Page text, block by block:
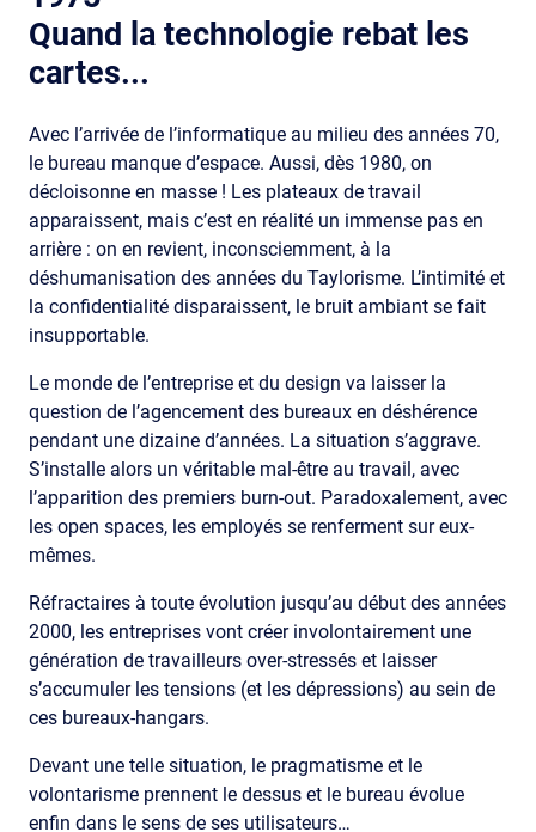
Quand la technologie rebat les
cartes...
Avec l’arrivée de l’informatique au milieu des années 70,
le bureau manque d’espace. Aussi, dès 1980, on
décloisonne en masse ! Les plateaux de travail
apparaissent, mais c’est en réalité un immense pas en
arrière : on en revient, inconsciemment, à la
déshumanisation des années du Taylorisme. L’intimité et
la confidentialité disparaissent, le bruit ambiant se fait
insupportable.
Le monde de l’entreprise et du design va laisser la
question de l’agencement des bureaux en déshérence
pendant une dizaine d’années. La situation s’aggrave.
S’installe alors un véritable mal-être au travail, avec
l’apparition des premiers burn-out. Paradoxalement, avec
les open spaces, les employés se renferment sur eux-
mêmes.
Réfractaires à toute évolution jusqu’au début des années
2000, les entreprises vont créer involontairement une
génération de travailleurs over-stressés et laisser
s’accumuler les tensions (et les dépressions) au sein de
ces bureaux-hangars.
Devant une telle situation, le pragmatisme et le
volontarisme prennent le dessus et le bureau évolue
enfin dans le sens de ses utilisateurs…